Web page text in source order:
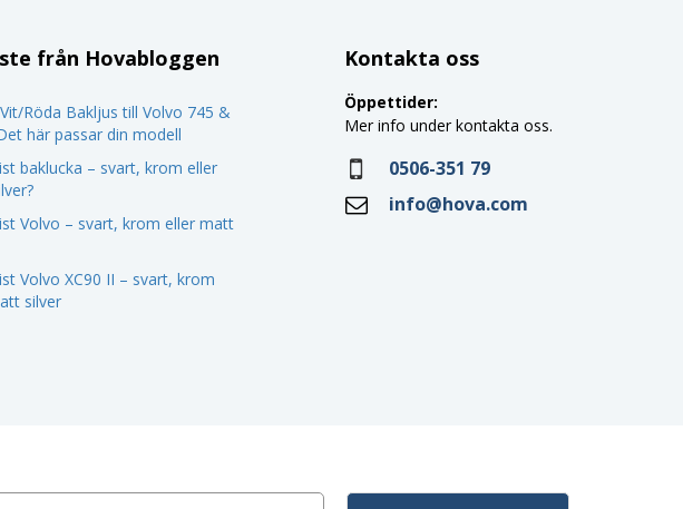
från Hovabloggen
Röda Bakljus till Volvo 745 &
här passar din modell
baklucka – svart, krom eller
Volvo – svart, krom eller matt
Volvo XC90 II – svart, krom
silver
Kontakta oss
Öppettider:
Mer info under kontakta oss.
0506-351 79
info@hova.com